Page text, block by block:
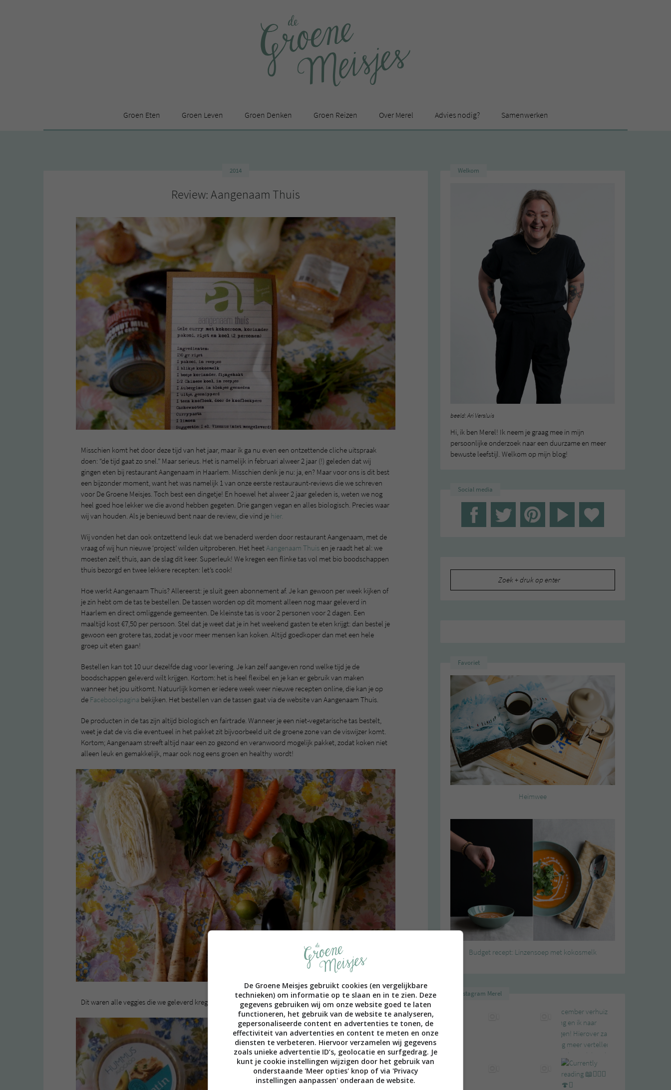
Groen Eten Groen Leven Groen Denken Groen Reizen Over Merel Advies nodig? Samenwerken
2014
Review: Aangenaam Thuis
Misschien komt het door deze tijd van het jaar, maar ik ga nu even een ontzettende cliche uitspraak
doen: “de tijd gaat zo snel.” Maar serieus. Het is namelijk in februari alweer 2 jaar (!) geleden dat wij
gingen eten bij restaurant Aangenaam in Haarlem. Misschien denk je nu: ja, en? Maar voor ons is dit best
een bijzonder moment, want het was namelijk 1 van onze eerste restauraunt-reviews die we schreven
voor De Groene Meisjes. Toch best een dingetje! En hoewel het alweer 2 jaar geleden is, weten we nog
heel goed hoe lekker we die avond hebben gegeten. Drie gangen vegan en alles biologisch. Precies waar
wij van houden. Als je benieuwd bent naar de review, die vind je hier.
Wij vonden het dan ook ontzettend leuk dat we benaderd werden door restaurant Aangenaam, met de
vraag of wij hun nieuwe ‘project’ wilden uitproberen. Het heetAangenaam Thuis en je raadt het al: we
moesten zelf, thuis, aan de slag dit keer. Superleuk! We kregen een flinke tas vol met bio boodschappen
thuis bezorgd en twee lekkere recepten: let’s cook!
Hoe werkt Aangenaam Thuis? Allereerst: je sluit geen abonnement af. Je kan gewoon per week kijken of
je zin hebt om de tas te bestellen. De tassen worden op dit moment alleen nog maar geleverd in
Haarlem en direct omliggende gemeenten. De kleinste tas is voor 2 personen voor 2 dagen. Een
maaltijd kost €7,50 per persoon. Stel dat je weet dat je in het weekend gasten te eten krijgt: dan bestel je
gewoon een grotere tas, zodat je voor meer mensen kan koken. Altijd goedkoper dan met een hele
groep uit eten gaan!
Bestellen kan tot 10 uur dezelfde dag voor levering. Je kan zelf aangeven rond welke tijd je de
boodschappen geleverd wilt krijgen. Kortom: het is heel flexibel en je kan er gebruik van maken
wanneer het jou uitkomt. Natuurlijk komen er iedere week weer nieuwe recepten online, die kan je op
de Facebookpagina bekijken. Het bestellen van de tassen gaat via de website van Aangenaam Thuis.
De producten in de tas zijn altijd biologisch en fairtrade. Wanneer je een niet-vegetarische tas bestelt,
weet je dat de vis die eventueel in het pakket zit bijvoorbeeld uit de groene zone van de viswijzer komt.
Kortom; Aangenaam streeft altijd naar een zo gezond en veranwoord mogelijk pakket, zodat koken niet
alleen leuk en gemakkelijk, maar ook nog eens groen en healthy wordt!
Dit waren alle veggies die we geleverd kregen. Uiteraard alles lekker vers!
Welkom
beeld: Ari Versluis
Hi, ik ben Merel! Ik neem je graag mee in mijn
persoonlijke onderzoek naar een duurzame en meer
bewuste leefstijl. Welkom op mijn blog!
Social media
Favoriet
Heimwee
Budget recept: Linzensoep met kokosmelk
Instagram Merel
De Groene Meisjes gebruikt cookies (en vergelijkbare
technieken) om informatie op te slaan en in te zien. Deze
gegevens gebruiken wij om onze website goed te laten
functioneren, het gebruik van de website te analyseren,
gepersonaliseerde content en advertenties te tonen, de
effectiviteit van advertenties en content te meten en onze
diensten te verbeteren. Hiervoor verzamelen wij gegevens
zoals unieke advertentie ID’s, geolocatie en surfgedrag. Je
kunt je cookie instellingen wijzigen door het gebruik van
onderstaande 'Meer opties' knop of via 'Privacy
instellingen aanpassen' onderaan de website.